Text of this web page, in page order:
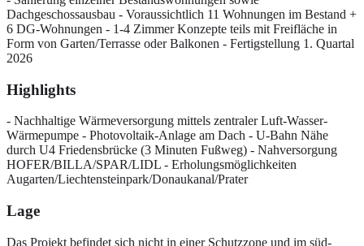
Dachgeschossausbau - Voraussichtlich 11 Wohnungen im Bestand +
6 DG-Wohnungen - 1-4 Zimmer Konzepte teils mit Freifläche in
Form von Garten/Terrasse oder Balkonen - Fertigstellung 1. Quartal
2026
Highlights
- Nachhaltige Wärmeversorgung mittels zentraler Luft-Wasser-
Wärmepumpe - Photovoltaik-Anlage am Dach - U-Bahn Nähe
durch U4 Friedensbrücke (3 Minuten Fußweg) - Nahversorgung
HOFER/BILLA/SPAR/LIDL - Erholungsmöglichkeiten
Augarten/Liechtensteinpark/Donaukanal/Prater
Lage
Das Projekt befindet sich nicht in einer Schutzzone und im süd-